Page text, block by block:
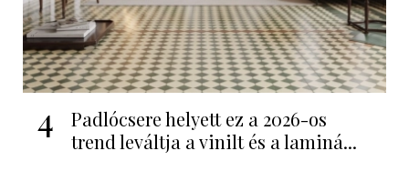
4
Padlócsere helyett ez a 2026-os
trend leváltja a vinilt és a laminá...